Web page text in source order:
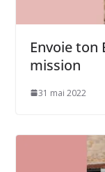
Envoie ton
mission
31 mai 2022